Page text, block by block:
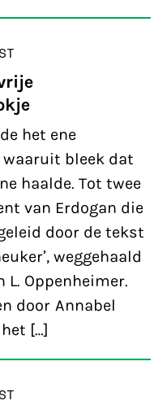
het ene
waaruit bleek dat
haalde. Tot twee
van Erdogan die
door de tekst
weggehaald
L. Oppenheimer.
door Annabel
[…]